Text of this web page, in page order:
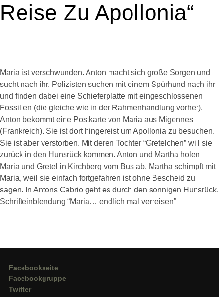
Reise Zu Apollonia“
Maria ist verschwunden. Anton macht sich große Sorgen und
sucht nach ihr. Polizisten suchen mit einem Spürhund nach ihr
und finden dabei eine Schieferplatte mit eingeschlossenen
Fossilien (die gleiche wie in der Rahmenhandlung vorher).
Anton bekommt eine Postkarte von Maria aus Migennes
(Frankreich). Sie ist dort hingereist um Apollonia zu besuchen.
Sie ist aber verstorben. Mit deren Tochter “Gretelchen” will sie
zurück in den Hunsrück kommen. Anton und Martha holen
Maria und Gretel in Kirchberg vom Bus ab. Martha schimpft mit
Maria, weil sie einfach fortgefahren ist ohne Bescheid zu
sagen. In Antons Cabrio geht es durch den sonnigen Hunsrück.
Schrifteinblendung “Maria… endlich mal verreisen”
Facebookseite
Facebookgruppe
Twitter